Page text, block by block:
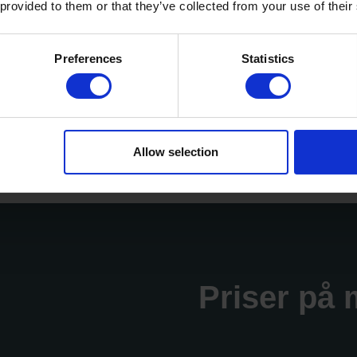
to them or that they’ve collected from your use of
Preferences Statistics
Allow selection
på Amager, tilbyder vi også velvære massage
udføres således, at du kan koble helt af, imens vores
sig igennem din muskulatur.
afslapning og velvære, således at du og din krop for en
Priser på